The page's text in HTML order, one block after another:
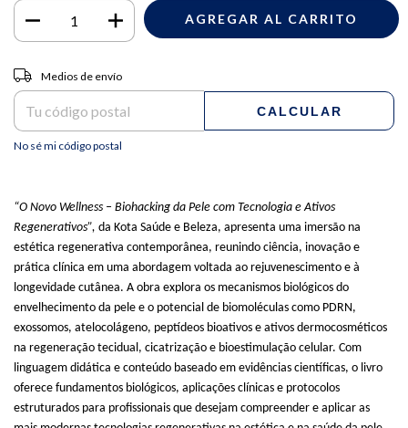
Entregas para el CP:
Medios de envío
CALCULAR
No sé mi código postal
“O Novo Wellness – Biohacking da Pele com Tecnologia e Ativos
Regenerativos”, da Kota Saúde e Beleza, apresenta uma imersão na
estética regenerativa contemporânea, reunindo ciência, inovação e
prática clínica em uma abordagem voltada ao rejuvenescimento e à
longevidade cutânea. A obra explora os mecanismos biológicos do
envelhecimento da pele e o potencial de biomoléculas como PDRN,
exossomos, atelocolágeno, peptídeos bioativos e ativos dermocosméticos
na regeneração tecidual, cicatrização e bioestimulação celular. Com
linguagem didática e conteúdo baseado em evidências científicas, o livro
oferece fundamentos biológicos, aplicações clínicas e protocolos
estruturados para profissionais que desejam compreender e aplicar as